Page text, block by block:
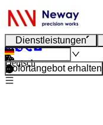
Dienstleistungen
Deutsch
Sofortangebot erhalten